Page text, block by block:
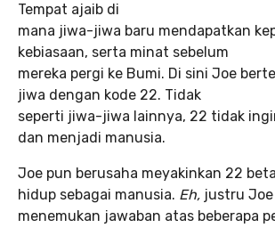
Tempat ajaib di
mana jiwa-jiwa baru mendapatkan
kebiasaan, serta minat sebelum
mereka pergi ke Bumi. Di sini Joe
jiwa dengan kode 22. Tidak
seperti jiwa-jiwa lainnya, 22 tidak
dan menjadi manusia.
Joe pun berusaha meyakinkan 22
hidup sebagai manusia. Eh, justru
menemukan jawaban atas beberapa